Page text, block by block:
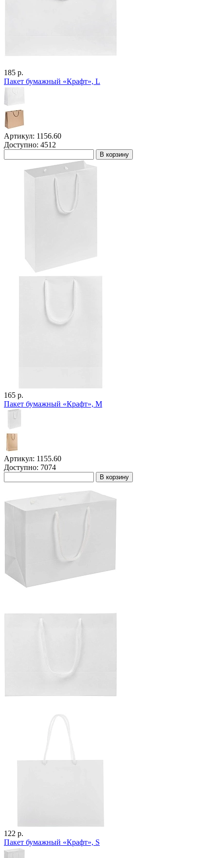
185 р.
Пакет бумажный «Крафт», L
Артикул: 1156.60
Доступно: 4512
В корзину
165 р.
Пакет бумажный «Крафт», M
Артикул: 1155.60
Доступно: 7074
В корзину
122 р.
Пакет бумажный «Крафт», S